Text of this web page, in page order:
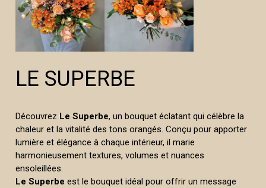
LE SUPERBE
Découvrez Le Superbe, un bouquet éclatant qui célèbre la
chaleur et la vitalité des tons orangés. Conçu pour apporter
lumière et élégance à chaque intérieur, il marie
harmonieusement textures, volumes et nuances
ensoleillées.
Le Superbe est le bouquet idéal pour offrir un message